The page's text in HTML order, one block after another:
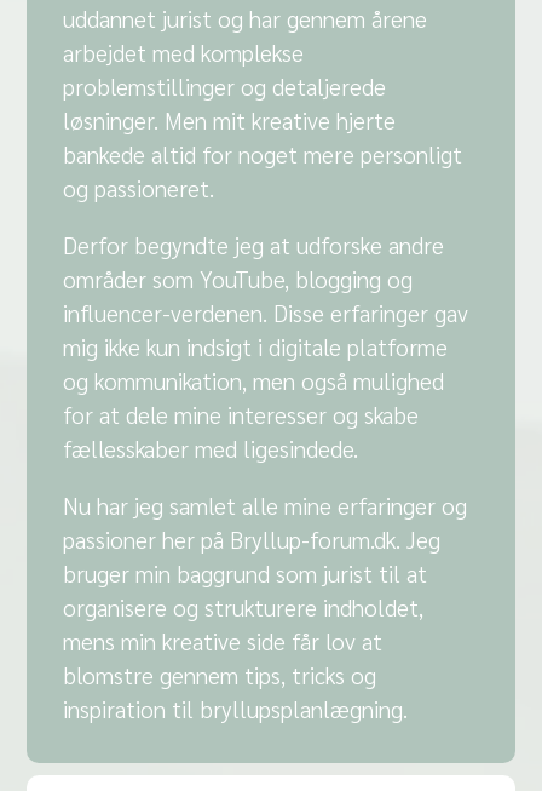
uddannet jurist og har gennem årene
arbejdet med komplekse
problemstillinger og detaljerede
løsninger. Men mit kreative hjerte
bankede altid for noget mere personligt
og passioneret.
Derfor begyndte jeg at udforske andre
områder som YouTube, blogging og
influencer-verdenen. Disse erfaringer gav
mig ikke kun indsigt i digitale platforme
og kommunikation, men også mulighed
for at dele mine interesser og skabe
fællesskaber med ligesindede.
Nu har jeg samlet alle mine erfaringer og
passioner her på Bryllup-forum.dk. Jeg
bruger min baggrund som jurist til at
organisere og strukturere indholdet,
mens min kreative side får lov at
blomstre gennem tips, tricks og
inspiration til bryllupsplanlægning.